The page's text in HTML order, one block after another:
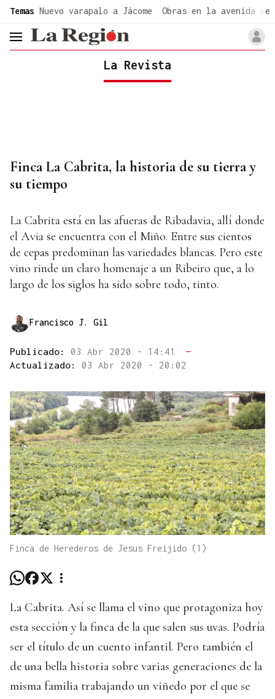
Temas Nuevo varapalo a Jácome Obras en la avenida de
header.menu.open
La Revista
Finca La Cabrita, la historia de su tierra y
su tiempo
La Cabrita está en las afueras de Ribadavia, allí donde
el Avia se encuentra con el Miño. Entre sus cientos
de cepas predominan las variedades blancas. Pero este
vino rinde un claro homenaje a un Ribeiro que, a lo
largo de los siglos ha sido sobre todo, tinto.
Francisco J. Gil
Publicado: 03 Abr 2020 - 14:41
—
Actualizado: 03 Abr 2020 - 20:02
Finca de Herederos de Jesus Freijido (1)
La Cabrita. Así se llama el vino que protagoniza hoy
esta sección y la finca de la que salen sus uvas. Podría
ser el título de un cuento infantil. Pero también el
de una bella historia sobre varias generaciones de la
misma familia trabajando un viñedo por el que se